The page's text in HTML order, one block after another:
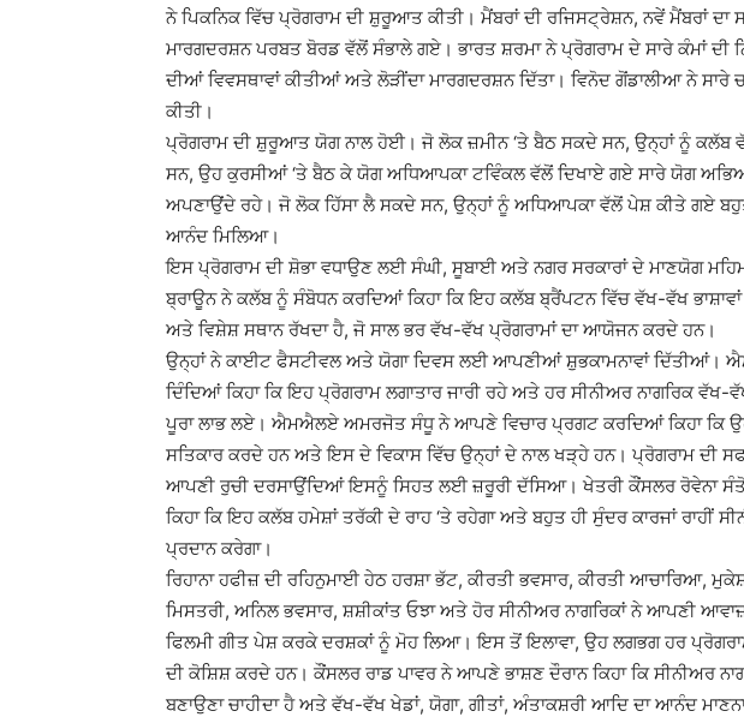
ਨੇ ਪਿਕਨਿਕ ਵਿੱਚ ਪ੍ਰੋਗਰਾਮ ਦੀ ਸ਼ੁਰੂਆਤ ਕੀਤੀ। ਮੈਂਬਰਾਂ ਦੀ ਰਜਿਸਟ੍ਰੇਸ਼ਨ, ਨਵੇਂ ਮੈਂਬਰਾਂ
ਮਾਰਗਦਰਸ਼ਨ ਪਰਬਤ ਬੋਰਡ ਵੱਲੋਂ ਸੰਭਾਲੇ ਗਏ। ਭਾਰਤ ਸ਼ਰਮਾ ਨੇ ਪ੍ਰੋਗਰਾਮ ਦੇ ਸਾਰੇ ਕੰਮਾਂ ਦੀ
ਦੀਆਂ ਵਿਵਸਥਾਵਾਂ ਕੀਤੀਆਂ ਅਤੇ ਲੋੜੀਂਦਾ ਮਾਰਗਦਰਸ਼ਨ ਦਿੱਤਾ। ਵਿਨੋਦ ਗੋਂਡਾਲੀਆ ਨੇ ਸਾਰੇ
ਕੀਤੀ।
ਪ੍ਰੋਗਰਾਮ ਦੀ ਸ਼ੁਰੂਆਤ ਯੋਗ ਨਾਲ ਹੋਈ। ਜੋ ਲੋਕ ਜ਼ਮੀਨ ‘ਤੇ ਬੈਠ ਸਕਦੇ ਸਨ, ਉਨ੍ਹਾਂ ਨੂੰ ਕਲੱਬ
ਸਨ, ਉਹ ਕੁਰਸੀਆਂ ‘ਤੇ ਬੈਠ ਕੇ ਯੋਗ ਅਧਿਆਪਕਾ ਟਵਿੰਕਲ ਵੱਲੋਂ ਦਿਖਾਏ ਗਏ ਸਾਰੇ ਯੋਗ
ਅਪਣਾਉਂਦੇ ਰਹੇ। ਜੋ ਲੋਕ ਹਿੱਸਾ ਲੈ ਸਕਦੇ ਸਨ, ਉਨ੍ਹਾਂ ਨੂੰ ਅਧਿਆਪਕਾ ਵੱਲੋਂ ਪੇਸ਼ ਕੀਤੇ ਗਏ
ਆਨੰਦ ਮਿਲਿਆ।
ਇਸ ਪ੍ਰੋਗਰਾਮ ਦੀ ਸ਼ੋਭਾ ਵਧਾਉਣ ਲਈ ਸੰਘੀ, ਸੂਬਾਈ ਅਤੇ ਨਗਰ ਸਰਕਾਰਾਂ ਦੇ ਮਾਣਯੋਗ
ਬ੍ਰਾਊਨ ਨੇ ਕਲੱਬ ਨੂੰ ਸੰਬੋਧਨ ਕਰਦਿਆਂ ਕਿਹਾ ਕਿ ਇਹ ਕਲੱਬ ਬ੍ਰੈਂਪਟਨ ਵਿੱਚ ਵੱਖ-ਵੱਖ
ਅਤੇ ਵਿਸ਼ੇਸ਼ ਸਥਾਨ ਰੱਖਦਾ ਹੈ, ਜੋ ਸਾਲ ਭਰ ਵੱਖ-ਵੱਖ ਪ੍ਰੋਗਰਾਮਾਂ ਦਾ ਆਯੋਜਨ ਕਰਦੇ ਹਨ।
ਉਨ੍ਹਾਂ ਨੇ ਕਾਈਟ ਫੈਸਟੀਵਲ ਅਤੇ ਯੋਗਾ ਦਿਵਸ ਲਈ ਆਪਣੀਆਂ ਸ਼ੁਭਕਾਮਨਾਵਾਂ ਦਿੱਤੀਆਂ।
ਦਿੰਦਿਆਂ ਕਿਹਾ ਕਿ ਇਹ ਪ੍ਰੋਗਰਾਮ ਲਗਾਤਾਰ ਜਾਰੀ ਰਹੇ ਅਤੇ ਹਰ ਸੀਨੀਅਰ ਨਾਗਰਿਕ ਵੱਖ-
ਪੂਰਾ ਲਾਭ ਲਏ। ਐਮਐਲਏ ਅਮਰਜੋਤ ਸੰਧੂ ਨੇ ਆਪਣੇ ਵਿਚਾਰ ਪ੍ਰਗਟ ਕਰਦਿਆਂ ਕਿਹਾ ਕਿ
ਸਤਿਕਾਰ ਕਰਦੇ ਹਨ ਅਤੇ ਇਸ ਦੇ ਵਿਕਾਸ ਵਿੱਚ ਉਨ੍ਹਾਂ ਦੇ ਨਾਲ ਖੜ੍ਹੇ ਹਨ। ਪ੍ਰੋਗਰਾਮ ਦੀ
ਆਪਣੀ ਰੁਚੀ ਦਰਸਾਉਂਦਿਆਂ ਇਸਨੂੰ ਸਿਹਤ ਲਈ ਜ਼ਰੂਰੀ ਦੱਸਿਆ। ਖੇਤਰੀ ਕੌਂਸਲਰ ਰੋਵੇਨਾ
ਕਿਹਾ ਕਿ ਇਹ ਕਲੱਬ ਹਮੇਸ਼ਾਂ ਤਰੱਕੀ ਦੇ ਰਾਹ ‘ਤੇ ਰਹੇਗਾ ਅਤੇ ਬਹੁਤ ਹੀ ਸੁੰਦਰ ਕਾਰਜਾਂ ਰਾਹੀਂ
ਪ੍ਰਦਾਨ ਕਰੇਗਾ।
ਰਿਹਾਨਾ ਹਫੀਜ਼ ਦੀ ਰਹਿਨੁਮਾਈ ਹੇਠ ਹਰਸ਼ਾ ਭੱਟ, ਕੀਰਤੀ ਭਵਸਾਰ, ਕੀਰਤੀ ਆਚਾਰਿਆ,
ਮਿਸਤਰੀ, ਅਨਿਲ ਭਵਸਾਰ, ਸ਼ਸ਼ੀਕਾਂਤ ਓਝਾ ਅਤੇ ਹੋਰ ਸੀਨੀਅਰ ਨਾਗਰਿਕਾਂ ਨੇ ਆਪਣੀ
ਫਿਲਮੀ ਗੀਤ ਪੇਸ਼ ਕਰਕੇ ਦਰਸ਼ਕਾਂ ਨੂੰ ਮੋਹ ਲਿਆ। ਇਸ ਤੋਂ ਇਲਾਵਾ, ਉਹ ਲਗਭਗ ਹਰ
ਦੀ ਕੋਸ਼ਿਸ਼ ਕਰਦੇ ਹਨ। ਕੌਂਸਲਰ ਰਾਡ ਪਾਵਰ ਨੇ ਆਪਣੇ ਭਾਸ਼ਣ ਦੌਰਾਨ ਕਿਹਾ ਕਿ ਸੀਨੀਅਰ
ਬਣਾਉਣਾ ਚਾਹੀਦਾ ਹੈ ਅਤੇ ਵੱਖ-ਵੱਖ ਖੇਡਾਂ, ਯੋਗਾ, ਗੀਤਾਂ, ਅੰਤਾਕਸ਼ਰੀ ਆਦਿ ਦਾ ਆਨੰਦ